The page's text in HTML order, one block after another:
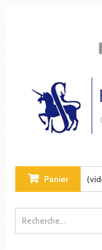
Panier